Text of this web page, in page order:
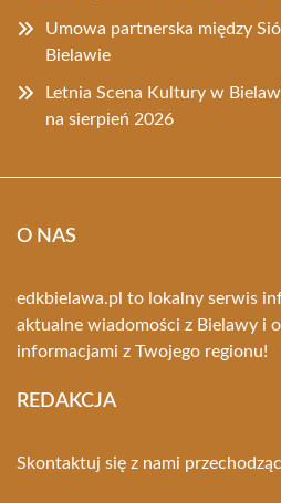
Umowa partnerska między
Bielawie
Letnia Scena Kultury w
na sierpień 2026
O NAS
edkbielawa.pl to lokalny serwis
aktualne wiadomości z Bielawy i
informacjami z Twojego regionu!
REDAKCJA
Skontaktuj się z nami